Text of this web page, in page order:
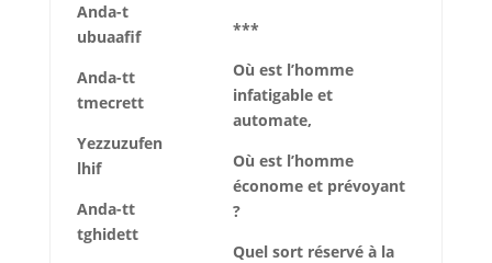
Anda-t
ubuaafif
Anda-tt
tmecrett
Yezzuzufen
lhif
Anda-tt
tghidett
***
Où est l’homme
infatigable et
automate,
Où est l’homme
économe et prévoyant
?
Quel sort réservé à la